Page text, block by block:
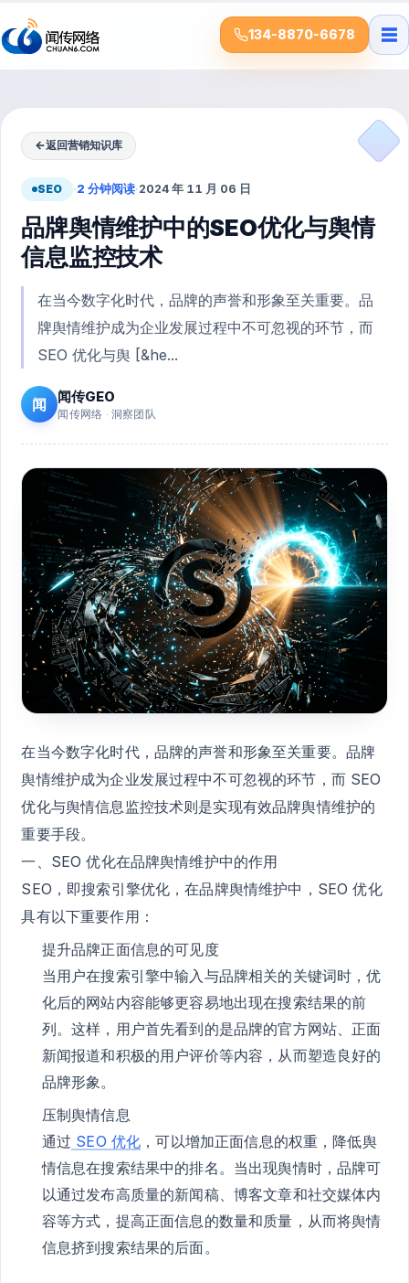
134-8870-6678 ☰
←返回营销知识库
SEO ·2 分钟阅读·2024 年 11 月 06 日
品牌舆情维护中的SEO优化与舆情
信息监控技术
在当今数字化时代，品牌的声誉和形象至关重要。品
牌舆情维护成为企业发展过程中不可忽视的环节，而
SEO 优化与舆 [&he...
闻 闻传GEO
闻传网络 · 洞察团队
在当今数字化时代，品牌的声誉和形象至关重要。品牌
舆情维护成为企业发展过程中不可忽视的环节，而 SEO
优化与舆情信息监控技术则是实现有效品牌舆情维护的
重要手段。
一、SEO 优化在品牌舆情维护中的作用
SEO，即搜索引擎优化，在品牌舆情维护中，SEO 优化
具有以下重要作用：
提升品牌正面信息的可见度
当用户在搜索引擎中输入与品牌相关的关键词时，优
化后的网站内容能够更容易地出现在搜索结果的前
列。这样，用户首先看到的是品牌的官方网站、正面
新闻报道和积极的用户评价等内容，从而塑造良好的
品牌形象。
压制舆情信息
通过 SEO 优化 ，可以增加正面信息的权重，降低舆
情信息在搜索结果中的排名。当出现舆情时，品牌可
以通过发布高质量的新闻稿、博客文章和社交媒体内
容等方式，提高正面信息的数量和质量，从而将舆情
信息挤到搜索结果的后面。